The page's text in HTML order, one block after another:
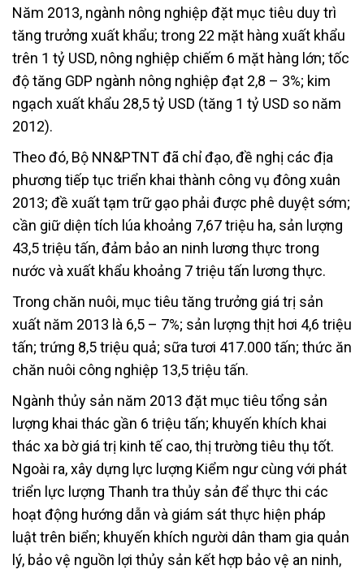
Năm 2013, ngành nông nghiệp đặt mục tiêu duy trì
tăng trưởng xuất khẩu; trong 22 mặt hàng xuất khẩu
trên 1 tỷ USD, nông nghiệp chiếm 6 mặt hàng lớn; tốc
độ tăng GDP ngành nông nghiệp đạt 2,8 – 3%; kim
ngạch xuất khẩu 28,5 tỷ USD (tăng 1 tỷ USD so năm
2012).
Theo đó, Bộ NN&PTNT đã chỉ đạo, đề nghị các địa
phương tiếp tục triển khai thành công vụ đông xuân
2013; đề xuất tạm trữ gạo phải được phê duyệt sớm;
cần giữ diện tích lúa khoảng 7,67 triệu ha, sản lượng
43,5 triệu tấn, đảm bảo an ninh lương thực trong
nước và xuất khẩu khoảng 7 triệu tấn lương thực.
Trong chăn nuôi, mục tiêu tăng trưởng giá trị sản
xuất năm 2013 là 6,5 – 7%; sản lượng thịt hơi 4,6 triệu
tấn; trứng 8,5 triệu quả; sữa tươi 417.000 tấn; thức ăn
chăn nuôi công nghiệp 13,5 triệu tấn.
Ngành thủy sản năm 2013 đặt mục tiêu tổng sản
lượng khai thác gần 6 triệu tấn; khuyến khích khai
thác xa bờ giá trị kinh tế cao, thị trường tiêu thụ tốt.
Ngoài ra, xây dựng lực lượng Kiểm ngư cùng với phát
triển lực lượng Thanh tra thủy sản để thực thi các
hoạt động hướng dẫn và giám sát thực hiện pháp
luật trên biển; khuyến khích người dân tham gia quản
lý, bảo vệ nguồn lợi thủy sản kết hợp bảo vệ an ninh,